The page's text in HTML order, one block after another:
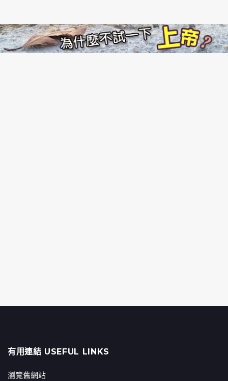
有用連結 USEFUL LINKS
瀏覽舊網站